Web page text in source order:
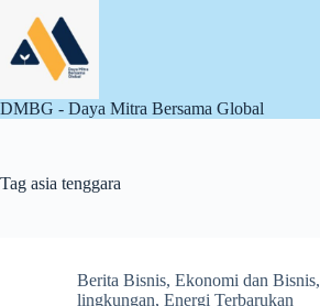
content
DMBG - Daya Mitra Bersama Global
Tag asia tenggara
Berita Bisnis, Ekonomi dan Bisnis,
lingkungan, Energi Terbarukan